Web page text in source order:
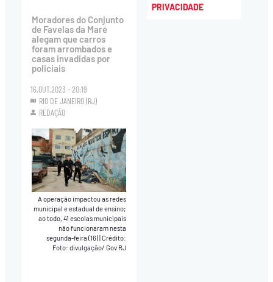
Moradores do Conjunto
de Favelas da Maré
alegam que carros
foram arrombados e
casas invadidas por
policiais
16.OUT.2023 - 20:19
RIO DE JANEIRO (RJ)
REDAÇÃO
A operação impactou as redes
municipal e estadual de ensino;
ao todo, 41 escolas municipais
não funcionaram nesta
segunda-feira (16)|Crédito:
Foto: divulgação/ Gov RJ
PRIVACIDADE